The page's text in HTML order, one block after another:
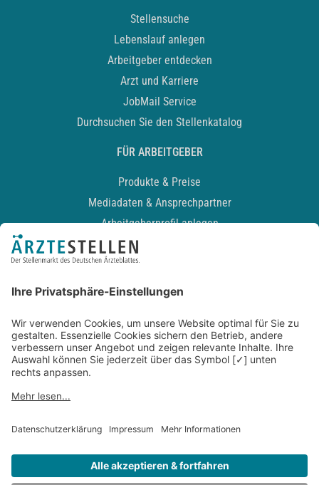
Stellensuche
Lebenslauf anlegen
Arbeitgeber entdecken
Arzt und Karriere
JobMail Service
Durchsuchen Sie den Stellenkatalog
FÜR ARBEITGEBER
Produkte & Preise
Mediadaten & Ansprechpartner
Arbeitgeberprofil anlegen
Recruiting-Podcast
Kontakt
Datenschutz
Newsletter